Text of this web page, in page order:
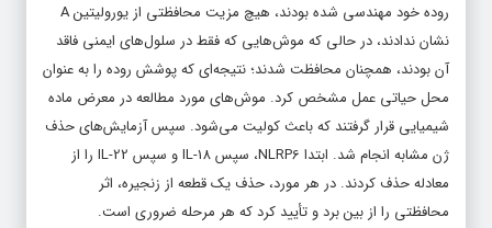
روده خود مهندسی شده بودند، هیچ مزیت محافظتی از یورولیتین A
نشان ندادند، در حالی که موش‌هایی که فقط در سلول‌های ایمنی فاقد
آن بودند، همچنان محافظت شدند؛ نتیجه‌ای که پوشش روده را به عنوان
محل حیاتی عمل مشخص کرد. موش‌های مورد مطالعه در معرض ماده
شیمیایی قرار گرفتند که باعث کولیت می‌شود. سپس آزمایش‌های حذف
ژن مشابه انجام شد. ابتدا NLRP6، سپس IL-18 و سپس IL-22 را از
معادله حذف کردند. در هر مورد، حذف یک قطعه از زنجیره، اثر
محافظتی را از بین برد و تأیید کرد که هر مرحله ضروری است.